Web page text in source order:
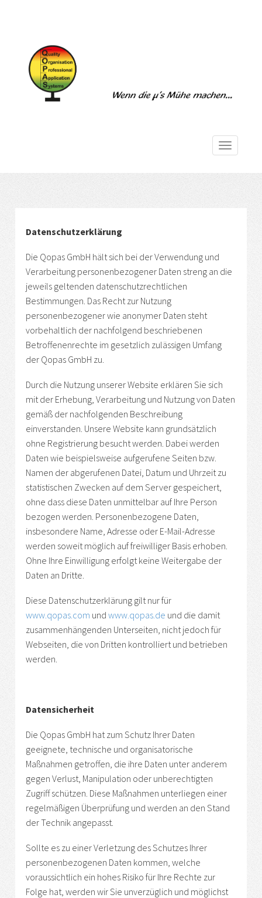
Toggle
Datenschutzerklärung
Die Qopas GmbH hält sich bei der Verwendung und
Verarbeitung personenbezogener Daten streng an die
jeweils geltenden datenschutzrechtlichen
Bestimmungen. Das Recht zur Nutzung
personenbezogener wie anonymer Daten steht
vorbehaltlich der nachfolgend beschriebenen
Betroffenenrechte im gesetzlich zulässigen Umfang
der Qopas GmbH zu.
Durch die Nutzung unserer Website erklären Sie sich
mit der Erhebung, Verarbeitung und Nutzung von Daten
gemäß der nachfolgenden Beschreibung
einverstanden. Unsere Website kann grundsätzlich
ohne Registrierung besucht werden. Dabei werden
Daten wie beispielsweise aufgerufene Seiten bzw.
Namen der abgerufenen Datei, Datum und Uhrzeit zu
statistischen Zwecken auf dem Server gespeichert,
ohne dass diese Daten unmittelbar auf Ihre Person
bezogen werden. Personenbezogene Daten,
insbesondere Name, Adresse oder E-Mail-Adresse
werden soweit möglich auf freiwilliger Basis erhoben.
Ohne Ihre Einwilligung erfolgt keine Weitergabe der
Daten an Dritte.
Diese Datenschutzerklärung gilt nur für
www.qopas.com und www.qopas.de und die damit
zusammenhängenden Unterseiten, nicht jedoch für
Webseiten, die von Dritten kontrolliert und betrieben
werden.
Datensicherheit
Die Qopas GmbH hat zum Schutz Ihrer Daten
geeignete, technische und organisatorische
Maßnahmen getroffen, die ihre Daten unter anderem
gegen Verlust, Manipulation oder unberechtigten
Zugriff schützen. Diese Maßnahmen unterliegen einer
regelmäßigen Überprüfung und werden an den Stand
der Technik angepasst.
Sollte es zu einer Verletzung des Schutzes Ihrer
personenbezogenen Daten kommen, welche
voraussichtlich ein hohes Risiko für Ihre Rechte zur
Folge hat, werden wir Sie unverzüglich und möglichst